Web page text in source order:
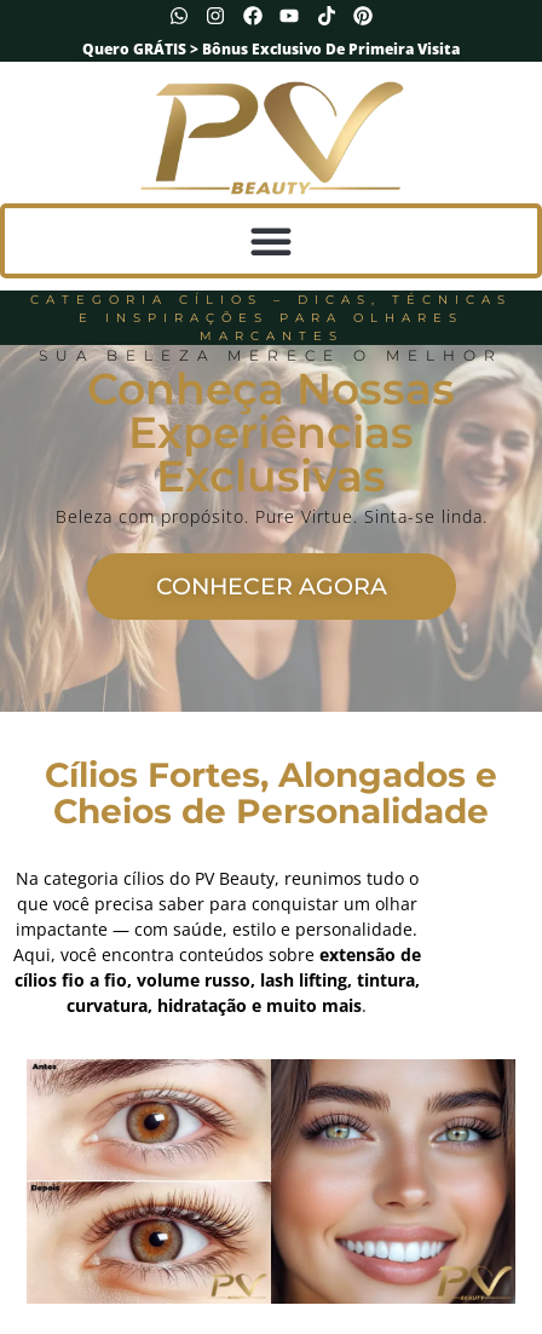
Quero GRÁTIS > Bônus Exclusivo De Primeira Visita
CATEGORIA CÍLIOS – DICAS, TÉCNICAS
E INSPIRAÇÕES PARA OLHARES
MARCANTES
SUA BELEZA MERECE O MELHOR
Conheça Nossas
Experiências
Exclusivas
Beleza com propósito. Pure Virtue. Sinta-se linda.
CONHECER AGORA
Cílios Fortes, Alongados e
Cheios de Personalidade
Na categoria cílios do PV Beauty, reunimos tudo o
que você precisa saber para conquistar um olhar
impactante —comsaúde,estiloe personalidade.
Aqui, você encontra conteúdos sobre extensão de
cílios fio a fio, volume russo, lash lifting, tintura,
curvatura, hidrataçãoe muito mais.